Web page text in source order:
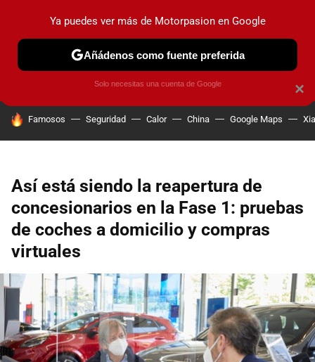
PRUEBAS COCHES ELÉCTRICOS OBSERVATORIO
HOY SE HABLA DE
Famosos Seguridad Calor China Google Maps
Así está siendo la reapertura de
concesionarios en la Fase 1: pruebas
de coches a domicilio y compras
virtuales
×
Ya puedes ver más de Motorpasion en Google
Añádenos como fuente preferida
Solo necesitas una cuenta de Google